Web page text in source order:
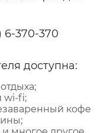
6-370-370
доступна:
wi-fi;
кофе